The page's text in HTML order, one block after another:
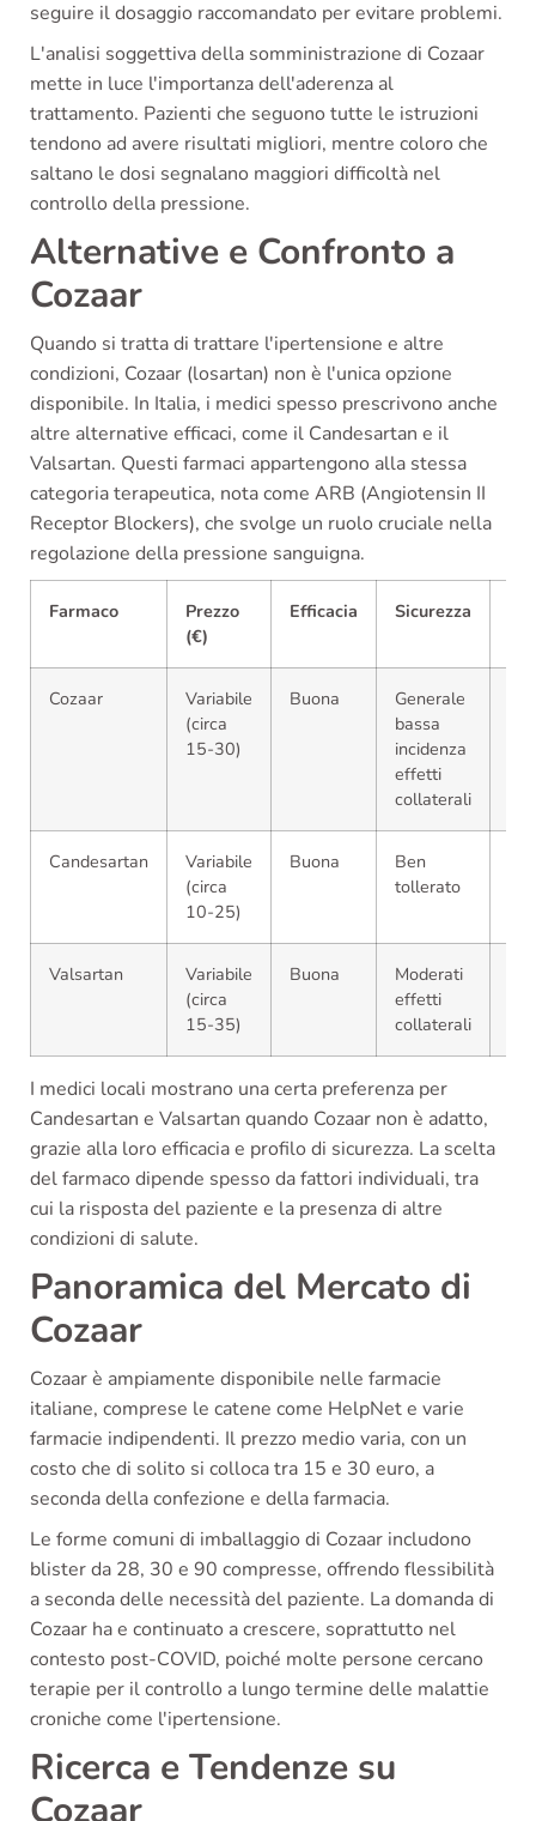
seguire il dosaggio raccomandato per evitare problemi.
L'analisi soggettiva della somministrazione di Cozaar
mette in luce l'importanza dell'aderenza al
trattamento. Pazienti che seguono tutte le istruzioni
tendono ad avere risultati migliori, mentre coloro che
saltano le dosi segnalano maggiori difficoltà nel
controllo della pressione.
Alternative e Confronto a
Cozaar
Quando si tratta di trattare l'ipertensione e altre
condizioni, Cozaar (losartan) non è l'unica opzione
disponibile. In Italia, i medici spesso prescrivono anche
altre alternative efficaci, come il Candesartan e il
Valsartan. Questi farmaci appartengono alla stessa
categoria terapeutica, nota come ARB (Angiotensin II
Receptor Blockers), che svolge un ruolo cruciale nella
regolazione della pressione sanguigna.
Farmaco
Prezzo
(€)
Efficacia Sicurezza
Cozaar
Variabile
(circa
15-30)
Buona
Generale
bassa
incidenza
effetti
collaterali
Candesartan
Variabile
(circa
10-25)
Buona
Ben
tollerato
Valsartan
Variabile
(circa
15-35)
Buona
Moderati
effetti
collaterali
I medici locali mostrano una certa preferenza per
Candesartan e Valsartan quando Cozaar non è adatto,
grazie alla loro efficacia e profilo di sicurezza. La scelta
del farmaco dipende spesso da fattori individuali, tra
cui la risposta del paziente e la presenza di altre
condizioni di salute.
Panoramica del Mercato di
Cozaar
Cozaar è ampiamente disponibile nelle farmacie
italiane, comprese le catene come HelpNet e varie
farmacie indipendenti. Il prezzo medio varia, con un
costo che di solito si colloca tra 15 e 30 euro, a
seconda della confezione e della farmacia.
Le forme comuni di imballaggio di Cozaar includono
blister da 28, 30 e 90 compresse, offrendo flessibilità
a seconda delle necessità del paziente. La domanda di
Cozaar ha e continuato a crescere, soprattutto nel
contesto post-COVID, poiché molte persone cercano
terapie per il controllo a lungo termine delle malattie
croniche come l'ipertensione.
Ricerca e Tendenze su
Cozaar